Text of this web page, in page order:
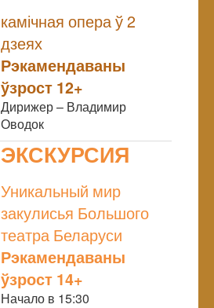
камічная опера ў 2
дзеях
Рэкамендаваны
ўзрост 12+
Дирижер – Владимир
Оводок
ЭКСКУРСИЯ
Уникальный мир
закулисья Большого
театра Беларуси
Рэкамендаваны
ўзрост 14+
Начало в 15:30